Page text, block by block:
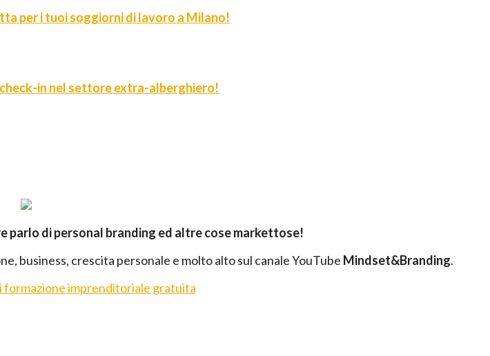
per i tuoi soggiorni di lavoro a Milano!
in nel settore extra-alberghiero!
parlo di personal branding ed altre cose markettose!
business, crescita personale e molto alto sul canale YouTube Mindset&Branding.